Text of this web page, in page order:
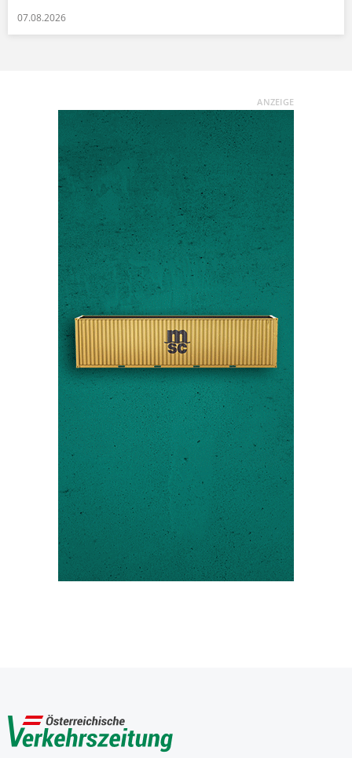
07.08.2026
ANZEIGE